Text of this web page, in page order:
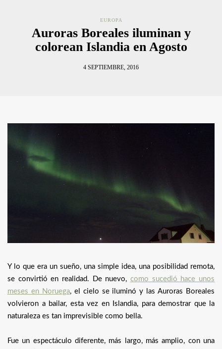
EUROPA
Auroras Boreales iluminan y
colorean Islandia en Agosto
4 SEPTIEMBRE, 2016
Y lo que era un sueño, una simple idea, una posibilidad remota,
se convirtió en realidad. De nuevo, como sucedió hace unos
meses en Noruega, el cielo se iluminó y las Auroras Boreales
volvieron a bailar, esta vez en Islandia, para demostrar que la
naturaleza es tan imprevisible como bella.
Fue un espectáculo diferente, más largo, más amplio, con una